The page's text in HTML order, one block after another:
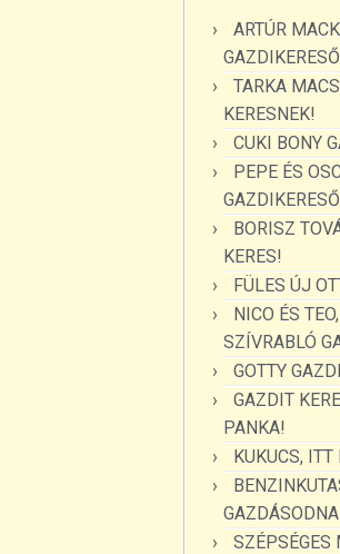
ARTÚR
TARKA
KERESNEK!
CUKI BONY
PEPE ÉS
BORISZ
KERES!
FÜLES ÚJ
NICO ÉS
SZÍVRABLÓ
GOTTY
GAZDIT
PANKA!
KUKUCS, ITT
SZÉPSÉGES